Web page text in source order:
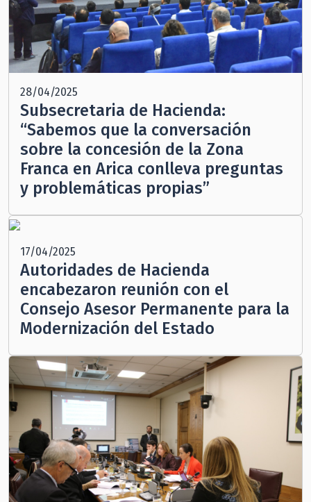
28/04/2025
Subsecretaria de Hacienda:
“Sabemos que la conversación
sobre la concesión de la Zona
Franca en Arica conlleva preguntas
y problemáticas propias”
17/04/2025
Autoridades de Hacienda
encabezaron reunión con el
Consejo Asesor Permanente para la
Modernización del Estado